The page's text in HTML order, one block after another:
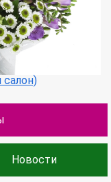
Новости